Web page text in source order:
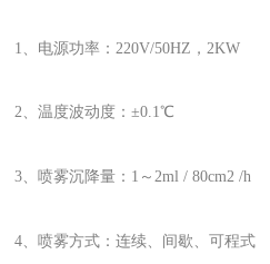
1、电源功率：220V/50HZ，2KW
2、温度波动度：±0.1℃
3、喷雾沉降量：1～2ml / 80cm2 /h
4、喷雾方式：连续、间歇、可程式